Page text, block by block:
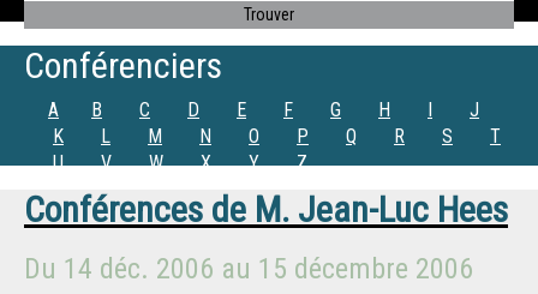
Conférenciers
A B C D E F G H I
J
K
L M N O P Q R S
T
U
V W X Y Z
Conférences de M. Jean-Luc Hees
Du 14 déc. 2006 au 15 décembre 2006